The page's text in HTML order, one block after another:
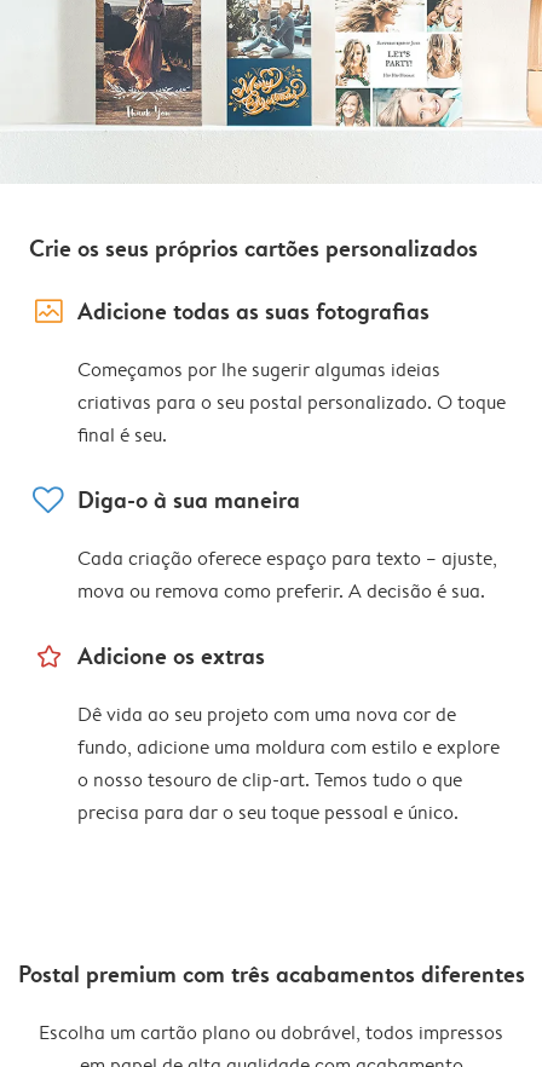
Crie os seus próprios cartões personalizados
image_placeholder Adicione todas as suas fotografias
Começamos por lhe sugerir algumas ideias
criativas para o seu postal personalizado. O toque
final é seu.
heart Diga-o à sua maneira
Cada criação oferece espaço para texto – ajuste,
mova ou remova como preferir. A decisão é sua.
star_outline Adicione os extras
Dê vida ao seu projeto com uma nova cor de
fundo, adicione uma moldura com estilo e explore
o nosso tesouro de clip-art. Temos tudo o que
precisa para dar o seu toque pessoal e único.
Postal premium com três acabamentos diferentes
Escolha um cartão plano ou dobrável, todos impressos